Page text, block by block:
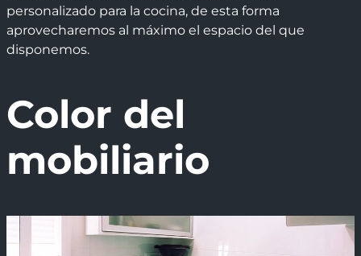
personalizado para la cocina, de esta forma
aprovecharemos al máximo el espacio del que
disponemos.
Color del
mobiliario